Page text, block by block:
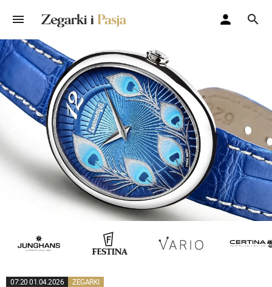
07:20 01.04.2026 ZEGARKI